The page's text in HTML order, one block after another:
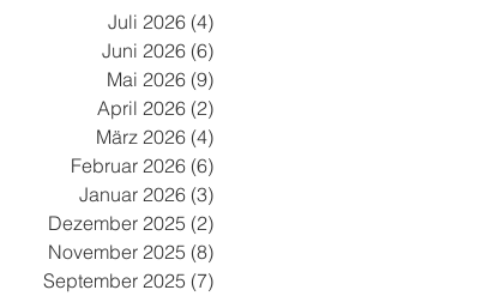
Juli 2026 (4)
Juni 2026 (6)
Mai 2026 (9)
April 2026 (2)
März 2026 (4)
Februar 2026 (6)
Januar 2026 (3)
Dezember 2025 (2)
November 2025 (8)
September 2025 (7)